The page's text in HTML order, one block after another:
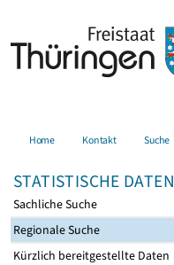
Home Kontakt Suche
STATISTISCHE DATEN
Sachliche Suche
Regionale Suche
Kürzlich bereitgestellte Daten